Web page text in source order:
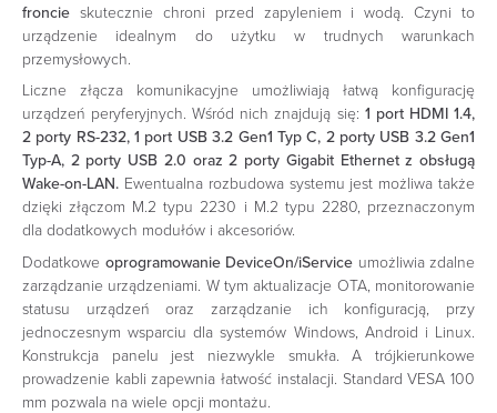
froncie skutecznie chroni przed zapyleniem i wodą. Czyni to
urządzenie idealnym do użytku w trudnych warunkach
przemysłowych.
Liczne złącza komunikacyjne umożliwiają łatwą konfigurację
urządzeń peryferyjnych. Wśród nich znajdują się: 1 port HDMI 1.4,
2 porty RS-232, 1 port USB 3.2 Gen1 Typ C, 2 porty USB 3.2 Gen1
Typ-A, 2 porty USB 2.0 oraz 2 porty Gigabit Ethernet z obsługą
Wake-on-LAN. Ewentualna rozbudowa systemu jest możliwa także
dzięki złączom M.2 typu 2230 i M.2 typu 2280, przeznaczonym
dla dodatkowych modułów i akcesoriów.
Dodatkowe oprogramowanie DeviceOn/iService umożliwia zdalne
zarządzanie urządzeniami. W tym aktualizacje OTA, monitorowanie
statusu urządzeń oraz zarządzanie ich konfiguracją, przy
jednoczesnym wsparciu dla systemów Windows, Android i Linux.
Konstrukcja panelu jest niezwykle smukła. A trójkierunkowe
prowadzenie kabli zapewnia łatwość instalacji. Standard VESA 100
mm pozwala na wiele opcji montażu.